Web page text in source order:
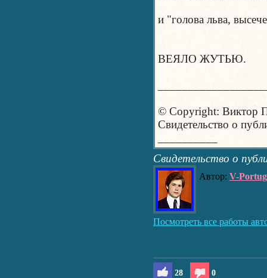
и "голова льва,
ВЕЯЛО ЖУТЬЮ.
© Copyright: Виктор
Свидетельство о
Свидетельство о
Автор: V-
Посмотреть все работы
28 0